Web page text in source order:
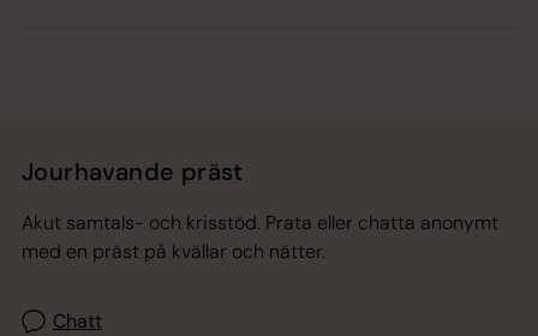
Jourhavande präst
Akut samtals- och krisstöd. Prata eller chatta anonymt
med en präst på kvällar och nätter.
Chatt